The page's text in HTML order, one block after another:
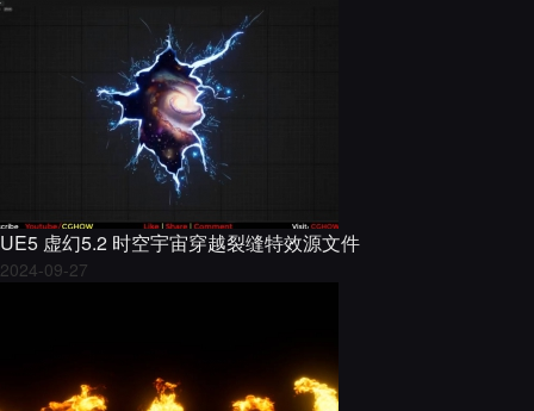
UE5 虚幻5.2 时空宇宙穿越裂缝特效源文件
2024-09-27